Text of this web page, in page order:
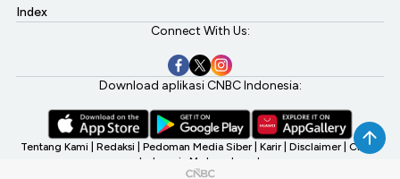
Index
Connect With Us:
Download aplikasi CNBC Indonesia:
Tentang Kami Redaksi Pedoman Media Siber Karir Disclaimer CNBC
Indonesia My Investment
©2026 CNBC Indonesia, A Transmedia Company